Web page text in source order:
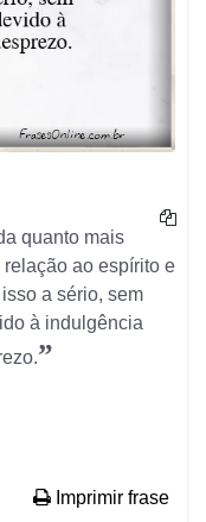
quanto mais
ao espírito e
a sério, sem
à indulgência
”
Imprimir frase